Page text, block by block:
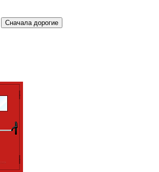
Сначала дорогие